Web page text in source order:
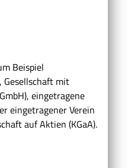
Beispiel
Gesellschaft mit
eingetragene
eingetragener Verein
auf Aktien (KGaA).